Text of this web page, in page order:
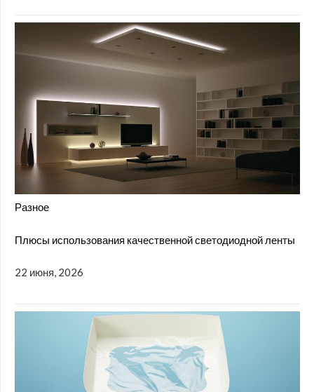
Разное
Плюсы использования качественной светодиодной ленты
22 июня, 2026